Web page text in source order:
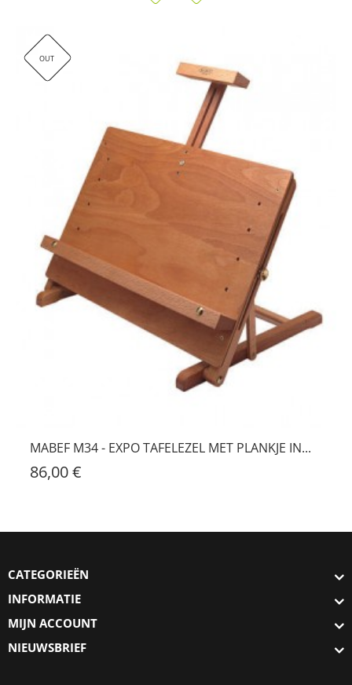
OUT
MABEF M34 - EXPO TAFELEZEL MET PLANKJE IN...
86,00 €
CATEGORIEËN
INFORMATIE
MIJN ACCOUNT
NIEUWSBRIEF